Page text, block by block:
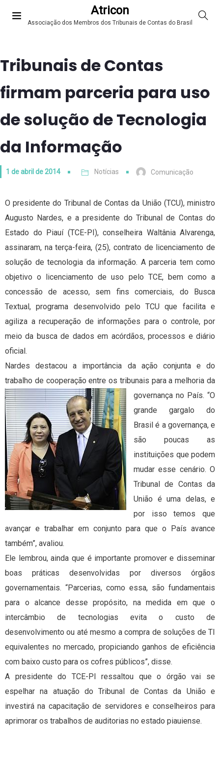
Atricon
Associação dos Membros dos Tribunais de Contas do Brasil
Tribunais de Contas
firmam parceria para uso
de solução de Tecnologia
da Informação
1 de abril de 2014 Notícias Comunicação
O presidente do Tribunal de Contas da União (TCU), ministro
Augusto Nardes, e a presidente do Tribunal de Contas do
Estado do Piauí (TCE-PI), conselheira Waltânia Alvarenga,
assinaram, na terça-feira, (25), contrato de licenciamento de
solução de tecnologia da informação. A parceria tem como
objetivo o licenciamento de uso pelo TCE, bem como a
concessão de acesso, sem fins comerciais, do Busca
Textual, programa desenvolvido pelo TCU que facilita e
agiliza a recuperação de informações para o controle, por
meio da busca de dados em acórdãos, processos e diário
oficial.
Nardes destacou a importância da ação conjunta e do
trabalho de cooperação entre os tribunais para a melhoria da
governança no País. “O
grande gargalo do
Brasil é a governança, e
são poucas as
instituições que podem
mudar esse cenário. O
Tribunal de Contas da
União é uma delas, e
por isso temos que
avançar e trabalhar em conjunto para que o País avance
também”, avaliou.
Ele lembrou, ainda que é importante promover e disseminar
boas práticas desenvolvidas por diversos órgãos
governamentais. “Parcerias, como essa, são fundamentais
para o alcance desse propósito, na medida em que o
intercâmbio de tecnologias evita o custo de
desenvolvimento ou até mesmo a compra de soluções de TI
equivalentes no mercado, propiciando ganhos de eficiência
com baixo custo para os cofres públicos”, disse.
A presidente do TCE-PI ressaltou que o órgão vai se
espelhar na atuação do Tribunal de Contas da União e
investirá na capacitação de servidores e conselheiros para
aprimorar os trabalhos de auditorias no estado piauiense.